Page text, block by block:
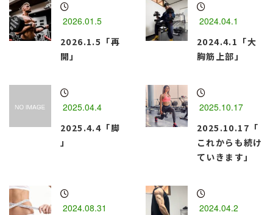
2026.01.5
2026.1.5「再
開」
2024.04.1
2024.4.1「大
胸筋上部」
2025.04.4
2025.4.4「脚
」
2025.10.17
2025.10.17「
これからも続け
ていきます」
2024.08.31
2024.04.2